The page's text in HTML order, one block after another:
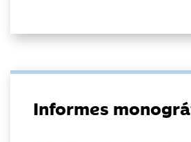
Informes